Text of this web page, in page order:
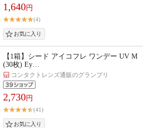
1,640円
(4)
【1箱】シード アイコフレ ワンデー UV M
(30枚) Ey…
コンタクトレンズ通販のグランプリ
2,730円
(41)